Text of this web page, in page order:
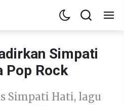
Simpati
Pop Rock
Simpati Hati, lagu